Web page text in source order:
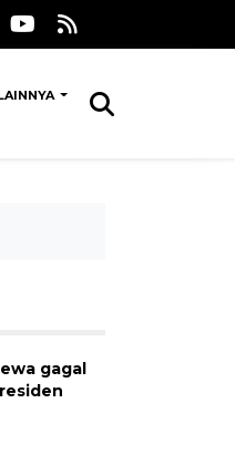
gagal